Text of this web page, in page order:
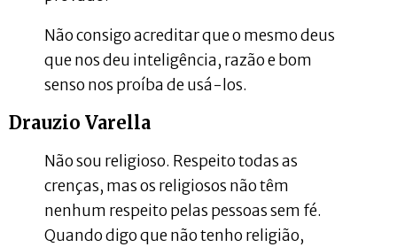
Não consigo acreditar que o mesmo deus
que nos deu inteligência, razão e bom
senso nos proíba de usá-los.
Drauzio Varella
Não sou religioso. Respeito todas as
crenças, mas os religiosos não têm
nenhum respeito pelas pessoas sem fé.
Quando digo que não tenho religião,